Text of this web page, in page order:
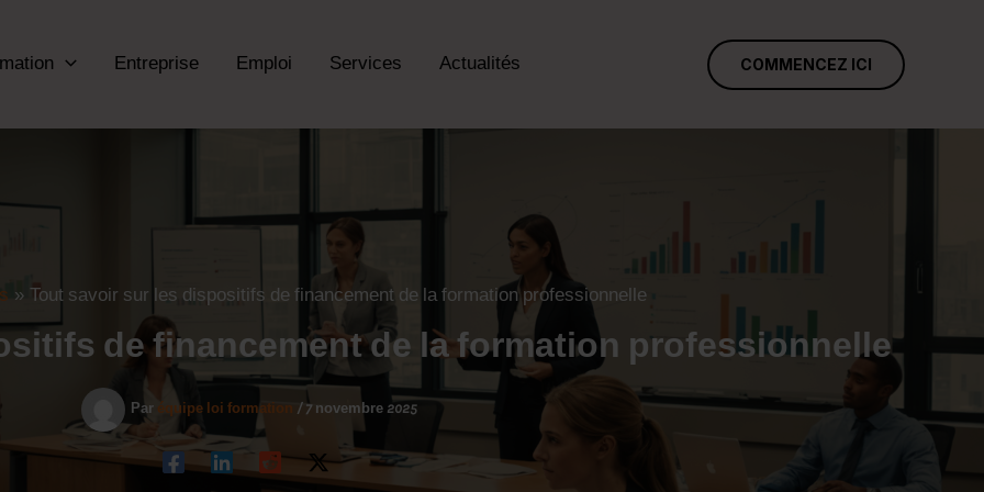
Entreprise Emploi Services Actualités COMMENCEZ ICI
Tout savoir sur les dispositifs de financement de la formation professionnelle
de financement de la formation professionnelle
Par équipe loi formation / 7 novembre 2025